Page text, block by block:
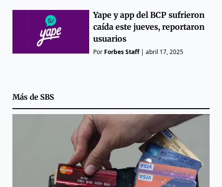
Yape y app del BCP sufrieron
caída este jueves, reportaron
usuarios
Por Forbes Staff|abril 17, 2025
Más de SBS